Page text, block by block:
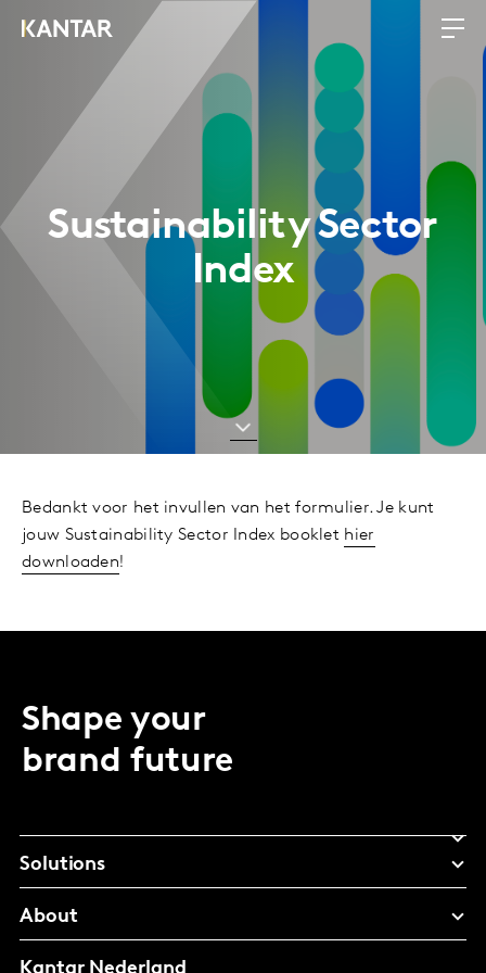
Sustainability Sector
Index
Bedankt voor het invullen van het formulier. Je kunt
jouw Sustainability Sector Index booklet hier
downloaden!
Shape your
brand future
Solutions
About